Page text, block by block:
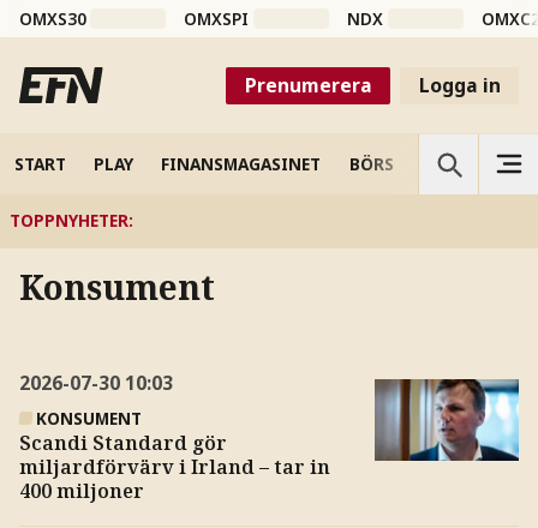
OMXS30 OMXSPI NDX
Prenumerera Logga in
START PLAY FINANSMAGASINET BÖRS VETENSKAP
TOPPNYHETER:
Konsument
2026-07-30 10:03
KONSUMENT
Scandi Standard gör
miljardförvärv i Irland – tar in
400 miljoner